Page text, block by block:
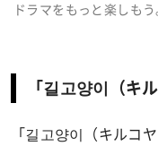
ドラマをもっと楽しもう
「길고양이（キ
「길고양이（キルコ